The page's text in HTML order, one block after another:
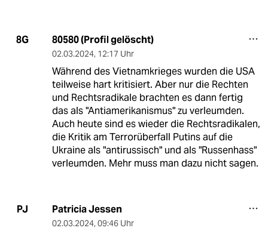
8G 80580 (Profil gelöscht)
02.03.2024, 12:17 Uhr
Während des Vietnamkrieges wurden die USA
teilweise hart kritisiert. Aber nur die Rechten
und Rechtsradikale brachten es dann fertig
das als "Antiamerikanismus" zu verleumden.
Auch heute sind es wieder die Rechtsradikalen,
die Kritik am Terrorüberfall Putins auf die
Ukraine als "antirussisch" und als "Russenhass"
verleumden. Mehr muss man dazu nicht sagen.
PJ Patricia Jessen
02.03.2024, 09:46 Uhr